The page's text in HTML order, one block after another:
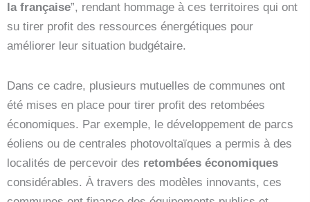
la française”, rendant hommage à ces territoires qui ont
su tirer profit des ressources énergétiques pour
améliorer leur situation budgétaire.
Dans ce cadre, plusieurs mutuelles de communes ont
été mises en place pour tirer profit des retombées
économiques. Par exemple, le développement de parcs
éoliens ou de centrales photovoltaïques a permis à des
localités de percevoir des retombées économiques
considérables. À travers des modèles innovants, ces